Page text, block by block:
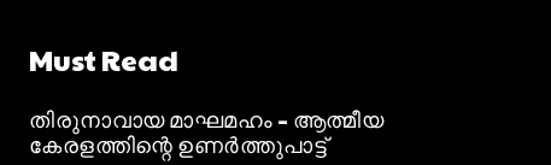
Must Read
തിരുനാവായ മാഘമഹം – ആത്മീയ
കേരളത്തിന്റെ ഉണർത്തുപാട്ട്